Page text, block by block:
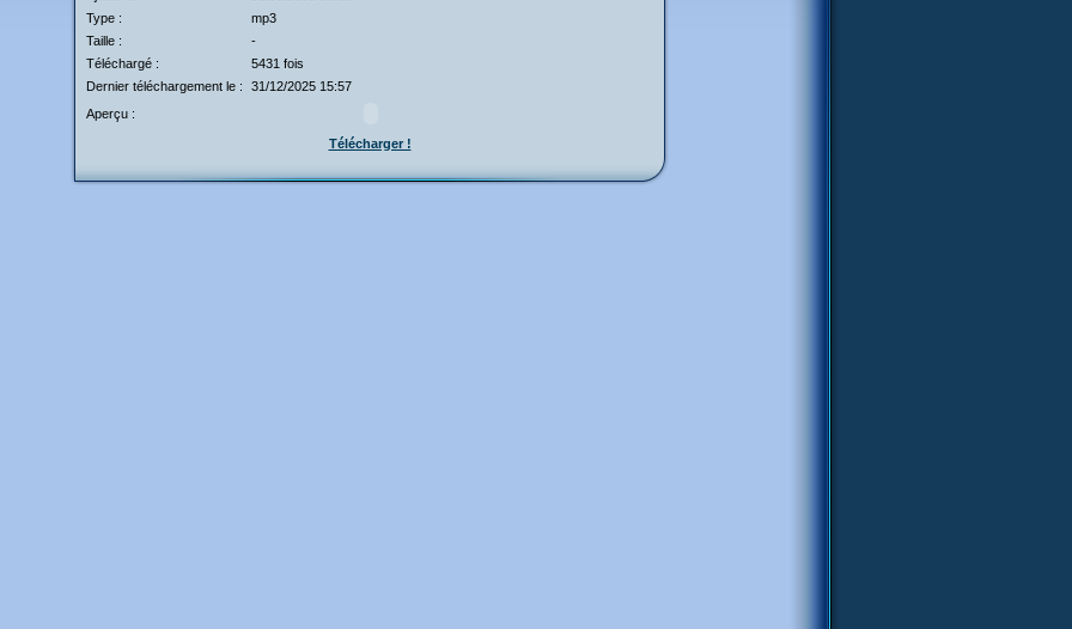
Type :
mp3
Taille :
-
Téléchargé :
5431 fois
Dernier téléchargement le :
31/12/2025 15:57
Aperçu :
Télécharger !